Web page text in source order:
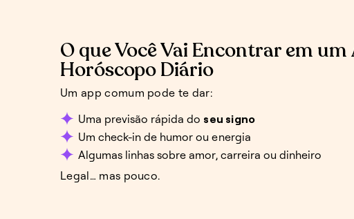
O que Você Vai Encontrar em
Horóscopo Diário
Um app comum pode te dar:
Uma previsão rápida do seu signo
Um check-in de humor ou energia
Algumas linhas sobre amor, carreira ou dinheiro
Legal… mas pouco.